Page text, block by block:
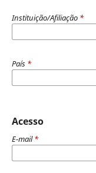
Instituição/Afiliação *
País *
Acesso
E-mail*